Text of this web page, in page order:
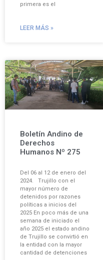
primera es el
LEER MÁS »
Boletín Andino de
Derechos
Humanos Nº 275
Del 06 al 12 de enero del
2024. Trujillo con el
mayor número de
detenidos por razones
políticas a inicios del
2025 En poco más de una
semana de iniciado el
año 2025 el estado andino
de Trujillo se convirtió en
la entidad con la mayor
cantidad de detenciones